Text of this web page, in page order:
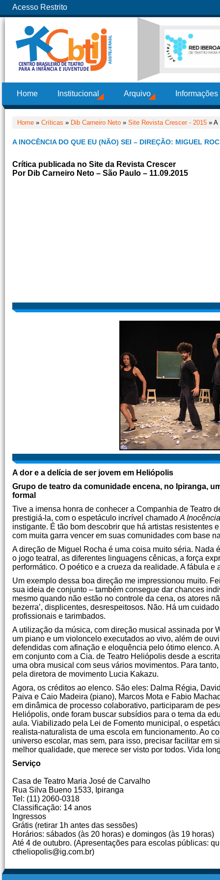
Acesso Restrito
Home Institucional Arquivo
Home » Críticas » Dib Carneiro Neto » Site Revista Crescer - 2015 » A
A INOCÊNCIA DO QUE EU (NÃO) SEI – DIREÇÃO: MIGUEL
Crítica publicada no Site da Revista Crescer
Por Dib Carneiro Neto – São Paulo – 11.09.2015
A dor e a delícia de ser jovem em Heliópolis
Grupo de teatro da comunidade encena, no Ipiranga,
formal
Tive a imensa honra de conhecer a Companhia de Teatro
prestigiá-la, com o espetáculo incrível chamado A
instigante. É tão bom descobrir que há artistas resistentes
com muita garra vencer em suas comunidades com base
A direção de Miguel Rocha é uma coisa muito séria.
o jogo teatral, as diferentes linguagens cênicas, a força
performático. O poético e a crueza da realidade. A fábula e
Um exemplo dessa boa direção me impressionou muito.
sua ideia de conjunto – também consegue dar chances
mesmo quando não estão no controle da cena, os atores
bezerra’, displicentes, desrespeitosos. Não. Há um
profissionais e tarimbados.
A utilização da música, com direção musical assinada por
um piano e um violoncelo executados ao vivo, além de
defendidas com afinação e eloquência pelo ótimo elenco.
em conjunto com a Cia. de Teatro Heliópolis desde a
uma obra musical com seus vários movimentos. Para
pela diretora de movimento Lucia Kakazu.
Agora, os créditos ao elenco. São eles: Dalma Régia,
Paiva e Caio Madeira (piano), Marcos Mota e Fabio
em dinâmica de processo colaborativo, participaram de
Heliópolis, onde foram buscar subsídios para o tema da
aula. Viabilizado pela Lei de Fomento municipal, o
realista-naturalista de uma escola em funcionamento. Ao
universo escolar, mas sem, para isso, precisar facilitar em
melhor qualidade, que merece ser visto por todos. Vida
Serviço
Casa de Teatro Maria José de Carvalho
Rua Silva Bueno 1533, Ipiranga
Tel: (11) 2060-0318
Classificação: 14 anos
Ingressos
Grátis (retirar 1h antes das sessões)
Horários: sábados (às 20 horas) e domingos (às 19 horas)
Até 4 de outubro. (Apresentações para escolas públicas:
ctheliopolis@ig.com.br)